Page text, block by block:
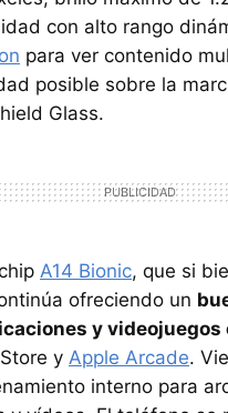
con alto rango
para ver contenido
posible sobre la
Glass.
A14 Bionic, que si
ofreciendo un
y
y Apple Arcade.
interno para